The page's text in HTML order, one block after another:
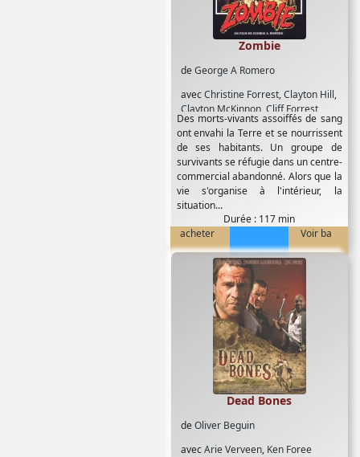
deGeorge A Romero
avecChristine Forrest,Clayton Hill,
Clayton McKinnon, Cliff Forrest,
Daniel Dietrich,Dave Bartholomew,
Dave Hawkins,David Crawford,
David Early,David Emge ,Donna
Savini,Fred Baker,Gaylen Ross,
George A Romero,Howard Smith, J
Clifford Forrest Jr
,James A Baffico
Jay Stover
Del Gre,Jim Krut,Joe Shelby,John
Amplas
John Rice,
Joseph Pilato,Ken Foree,Larry
Lenny Lies,Marty Schiff
Maxine Lapiduss,Mike Christopher
Mike Savini,Molly McCloskey
Pam Chatfield
Pasquale
Patrick McCloskey,Randy
Richard France ,Robert
Williams,Rod Stouffer,Roy Frumkes
Rudy Ricci,Scott H Reiniger,Sharon
Ceccatti,Sukey Raphael,Taso N
Stavrakis,Ted Bank,Tom Kapusta
Buba,Warner Shook
Zombie
Des morts-vivants assoiffés de sang
ont envahi la Terre et se nourrissent
de ses habitants. Un groupe de
survivants se réfugie dans un centre-
commercial abandonné. Alors que la
vie s'organise à l'intérieur, la
situation...
Durée : 117 min
acheter
Voir ba
deOliver Beguin
avecArie Verveen, Ken Foree
Dead Bones